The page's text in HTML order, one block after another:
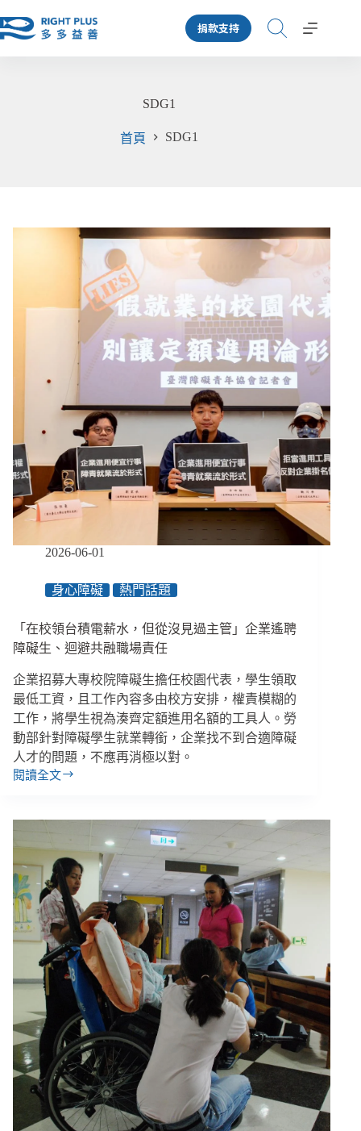
至
捐款支持
SDG1
首頁 SDG1
2026-06-01
身心障礙 熱門話題
「在校領台積電薪水，但從沒見過主管」企業遙聘
障礙生、迴避共融職場責任
企業招募大專校院障礙生擔任校園代表，學生領取
最低工資，且工作內容多由校方安排，權責模糊的
工作，將學生視為湊齊定額進用名額的工具人。勞
動部針對障礙學生就業轉銜，企業找不到合適障礙
人才的問題，不應再消極以對。
閱讀全文
「在
積
電
薪
水，
但
從
過
管」
企
業
遙